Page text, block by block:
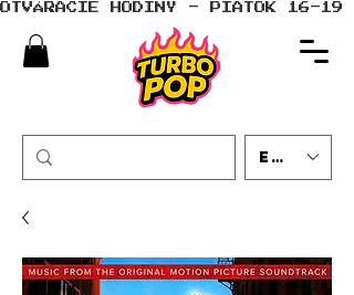
OTVÁRACIE HODINY - PIATOK 16-19
EUR (€)